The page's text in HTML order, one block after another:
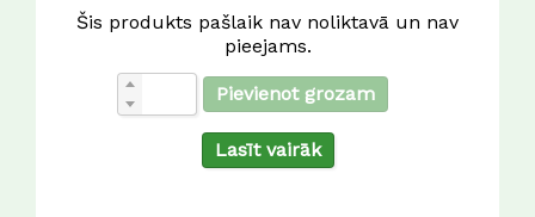
Šis produkts pašlaik nav noliktavā un nav
pieejams.
Pievienot grozam
Lasīt vairāk